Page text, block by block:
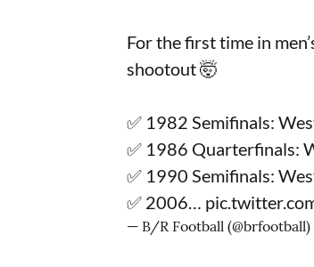
For the first time in
shootout 🤯
✅ 1982 Semifinals:
✅ 1986 Quarterfinals:
✅ 1990 Semifinals:
✅ 2006…
— B/R Football (@brfootball)